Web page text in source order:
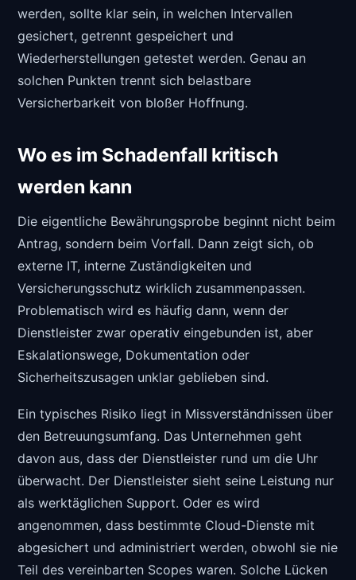
werden, sollte klar sein, in welchen Intervallen
gesichert, getrennt gespeichert und
Wiederherstellungen getestet werden. Genau an
solchen Punkten trennt sich belastbare
Versicherbarkeit von bloßer Hoffnung.
Wo es im Schadenfall kritisch
werden kann
Die eigentliche Bewährungsprobe beginnt nicht beim
Antrag, sondern beim Vorfall. Dann zeigt sich, ob
externe IT, interne Zuständigkeiten und
Versicherungsschutz wirklich zusammenpassen.
Problematisch wird es häufig dann, wenn der
Dienstleister zwar operativ eingebunden ist, aber
Eskalationswege, Dokumentation oder
Sicherheitszusagen unklar geblieben sind.
Ein typisches Risiko liegt in Missverständnissen über
den Betreuungsumfang. Das Unternehmen geht
davon aus, dass der Dienstleister rund um die Uhr
überwacht. Der Dienstleister sieht seine Leistung nur
als werktäglichen Support. Oder es wird
angenommen, dass bestimmte Cloud-Dienste mit
abgesichert und administriert werden, obwohl sie nie
Teil des vereinbarten Scopes waren. Solche Lücken